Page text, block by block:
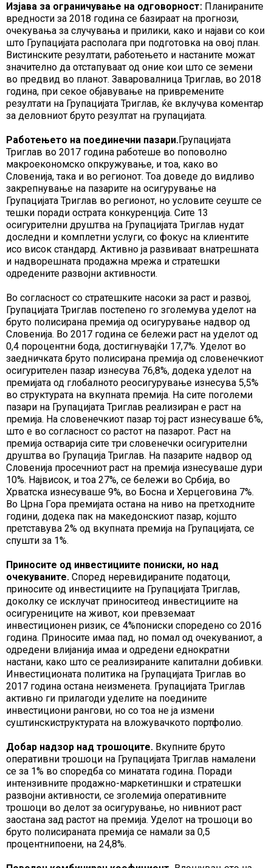
Изјава за ограничување на одговорност: Планираните
вредности за 2018 година се базираат на прогнози,
очекувања за случувања и прилики, како и најави со кои
што Групацијата располага при подготовка на овој план.
Вистинските резултати, работењето и настаните можат
значително да отстапуваат од оние кои што се земени
во предвид во планот. Заваровалница Триглав, во 2018
година, при секое објавување на привремените
резултати на Групацијата Триглав, ќе вклучува коментар
за деловниот бруто резултат на групацијата.
Работењето на поединечни пазари.Групацијата
Триглав во 2017 година работеше во поповолно
макроекономско опкружување, и тоа, како во
Словенија, така и во регионот. Тоа доведе до видливо
закрепнување на пазарите на осигурување на
Групацијата Триглав во регионот, но условите сеуште се
тешки поради острата конкуренција. Сите 13
осигурителни друштва на Групацијата Триглав нудат
доследни и комплетни услуги, со фокус на клиентите
исо висок стандард. Активно ја развиваат внатрешната
и надворешната продажна мрежа и стратешки
одредените развојни активности.
Во согласност со стратешките насоки за раст и развој,
Групацијата Триглав постепено го зголемува уделот на
бруто полисирана премија од осигурување надвор од
Словенија. Во 2017 година се бележи раст на уделот од
0,4 пороцентни бода, достигнувајќи 17,7%. Уделот во
заедничката бруто полисирана премија од словенечкиот
осигурителен пазар изнесува 76,8%, додека уделот на
премијата од глобалното реосигурување изнесува 5,5%
во структурата на вкупната премија. На сите поголеми
пазари на Групацијата Триглав реализиран е раст на
премија. На словенечкиот пазар тој раст изнесуваше 6%,
што е во согласност со растот на пазарот. Раст на
премија остварија сите три словенечки осигурителни
друштва во Групација Триглав. На пазарите надвор од
Словенија просечниот раст на премија изнесуваше дури
10%. Највисок, и тоа 27%, се бележи во Србија, во
Хрватска изнесуваше 9%, во Босна и Херцеговина 7%.
Во Црна Гора премијата остана на ниво на претходните
години, додека пак на македонскиот пазар, којшто
претставува 2% од вкупната премија на Групацијата, се
спушти за 1%.
Приносите од инвестициите пониски, но над
очекуваните. Според неревидираните податоци,
приносите од инвестициите на Групацијата Триглав,
доколку се исклучат приноситеод инвестициите на
осигурениците на живот, кои превземаат
инвестиционен ризик, се 4%пониски споредено со 2016
година. Приносите имаа пад, но помал од очекуваниот, а
одредени влијанија имаа и одредени еднократни
настани, како што се реализираните капитални добивки.
Инвестиционата политика на Групацијата Триглав во
2017 година остана неизменета. Групацијата Триглав
активно ги прилагоди уделите на поедините
инвестициони рангови, но со тоа не ја измени
суштинскиструктурата на вложувачкото портфолио.
Добар надзор над трошоците. Вкупните бруто
оперативни трошоци на Групацијата Триглав намалени
се за 1% во споредба со минатата година. Поради
интензивните продажно-маркетиншки и стратешки
развојни активности, се зголемија оперативните
трошоци во делот за осигурување, но нивниот раст
заостана зад растот на премија. Уделот на трошоци во
бруто полисираната премија се намали за 0,5
процентнипоени, на 24,8%.